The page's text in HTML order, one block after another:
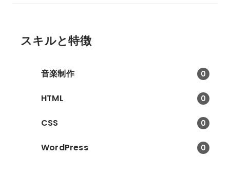
スキルと特徴
音楽制作 0
HTML 0
CSS 0
WordPress 0